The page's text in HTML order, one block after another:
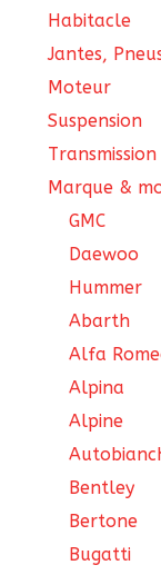
Habitacle
Jantes,
Moteur
Suspension
Transmission
Marque &
GMC
Daewoo
Hummer
Abarth
Alfa
Alpina
Alpine
Bentley
Bertone
Bugatti